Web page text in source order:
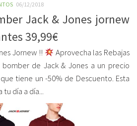
06/12/2018
Jack & Jones jornew
39,99€
Jornew !!
Aprovecha las Rebajas
de Jack & Jones a un precio
tiene un -50% de Descuento. Esta
día a día...